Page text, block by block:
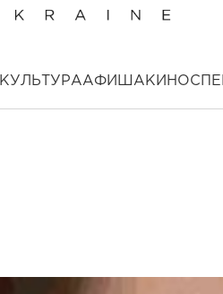
КУЛЬТУРААФИША КИНО